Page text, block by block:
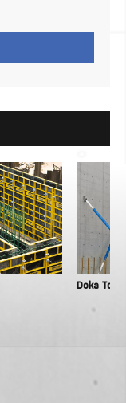
Doka Top